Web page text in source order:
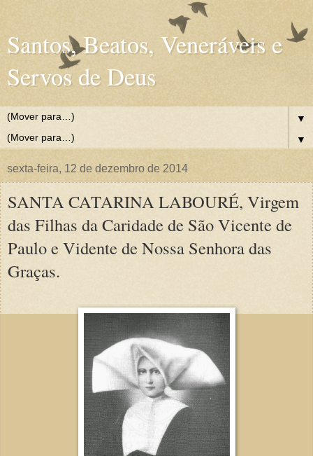
Santos, Beatos, Veneráveis e
Servos de Deus
▼
▼
sexta-feira, 12 de dezembro de 2014
SANTA CATARINA LABOURÉ, Virgem
das Filhas da Caridade de São Vicente de
Paulo e Vidente de Nossa Senhora das
Graças.